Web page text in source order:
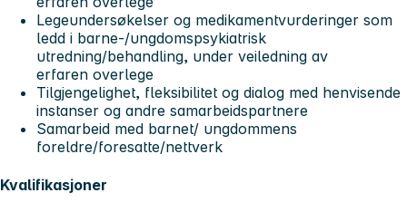
Legeundersøkelser og medikamentvurderinger som
ledd i barne-/ungdomspsykiatrisk
utredning/behandling, under veiledning av
erfaren overlege
Tilgjengelighet, fleksibilitet og dialog med henvisende
instanser og andre samarbeidspartnere
Samarbeid med barnet/ ungdommens
foreldre/foresatte/nettverk
Kvalifikasjoner